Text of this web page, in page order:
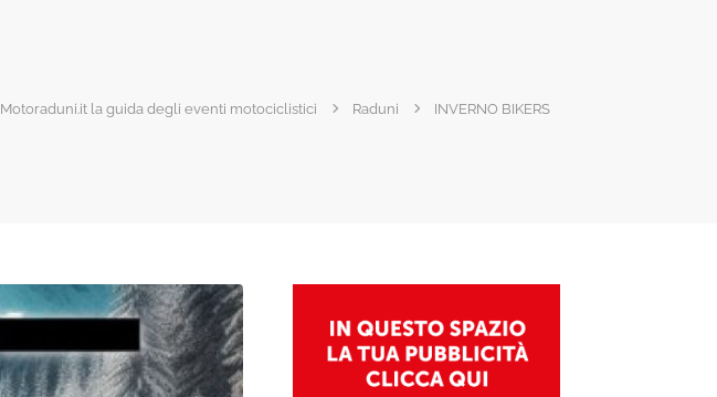
Motoraduni.it la guida degli eventi motociclistici Raduni INVERNO BIKERS